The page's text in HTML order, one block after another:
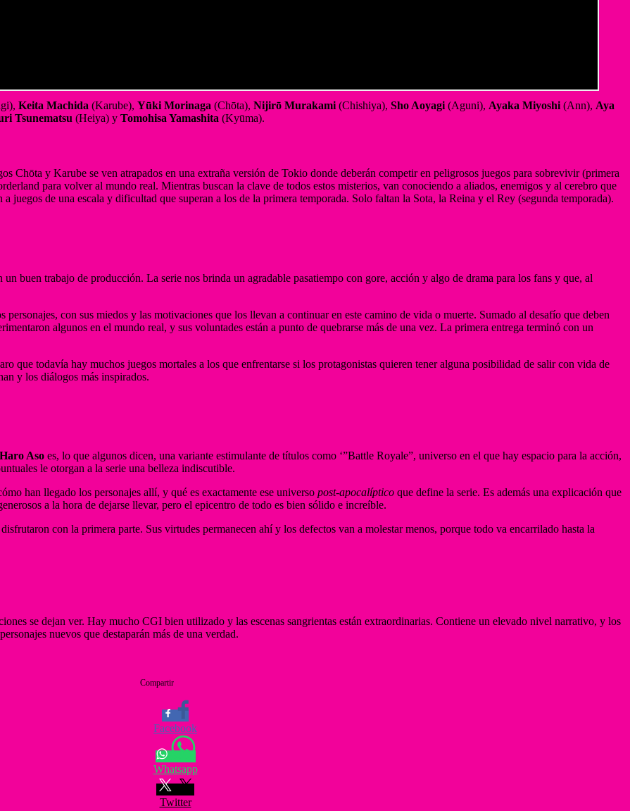
Keita Machida (Karube), Yūki Morinaga (Chōta), Nijirō Murakami (Chishiya), Sho Aoyagi (Aguni), Ayaka Miyoshi (Ann), Aya
Tsunematsu (Heiya) y Tomohisa Yamashita (Kyūma).
Chōta y Karube se ven atrapados en una extraña versión de Tokio donde deberán competir en peligrosos juegos para sobrevivir (primera
para volver al mundo real. Mientras buscan la clave de todos estos misterios, van conociendo a aliados, enemigos y al cerebro que
juegos de una escala y dificultad que superan a los de la primera temporada. Solo faltan la Sota, la Reina y el Rey (segunda temporada).
buen trabajo de producción. La serie nos brinda un agradable pasatiempo con gore, acción y algo de drama para los fans y que, al
con sus miedos y las motivaciones que los llevan a continuar en este camino de vida o muerte. Sumado al desafío que deben
algunos en el mundo real, y sus voluntades están a punto de quebrarse más de una vez. La primera entrega terminó con un
que todavía hay muchos juegos mortales a los que enfrentarse si los protagonistas quieren tener alguna posibilidad de salir con vida de
y los diálogos más inspirados.
Haro Aso es, lo que algunos dicen, una variante estimulante de títulos como ‘”Battle Royale”, universo en el que hay espacio para la acción,
le otorgan a la serie una belleza indiscutible.
han llegado los personajes allí, y qué es exactamente ese universo post-apocalíptico que define la serie. Es además una explicación que
a la hora de dejarse llevar, pero el epicentro de todo es bien sólido e increíble.
con la primera parte. Sus virtudes permanecen ahí y los defectos van a molestar menos, porque todo va encarrilado hasta la
se dejan ver. Hay mucho CGI bien utilizado y las escenas sangrientas están extraordinarias. Contiene un elevado nivel narrativo, y los
nuevos que destaparán más de una verdad.
Compartir
Facebook
Whatsapp
Twitter